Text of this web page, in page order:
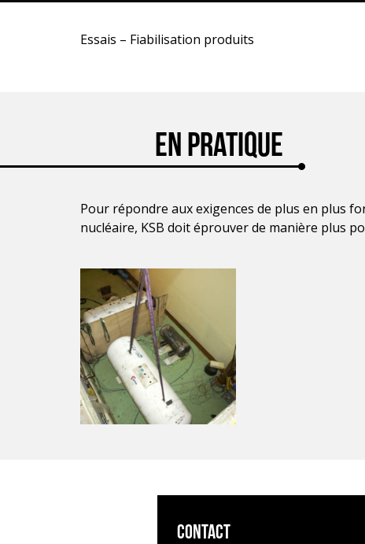
Essais – Fiabilisation produits
En Pratique
Pour répondre aux exigences de plus en plus
nucléaire, KSB doit éprouver de manière plus
Contact